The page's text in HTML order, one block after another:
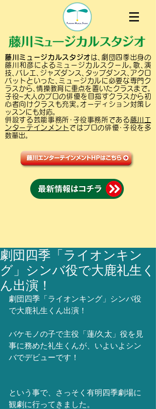
藤川ミュージカルスタジオは､劇団四季出身の
藤川和彦によるミュージカルスクール｡歌､演
技､バレエ､ジャズダンス､タップダンス､アクロ
バットといった､ミュージカルに必要な専門ク
ラスから､情操教育に重点を置いたクラスまで｡
子役~大人のプロの俳優を目指すクラスから初
心者向けクラスも充実｡オーディション対策レ
ッスンにも対応｡
併設する芸能事務所･子役事務所である 藤川エ
ンターテインメント ではプロの俳優･子役を多
数輩出｡
劇団四季「ライオンキン
グ」シンバ役で大鹿礼生く
ん出演！
劇団四季「ライオンキング」シンバ役
で大鹿礼生くん出演！
バケモノの子で主役「蓮/久太」役を見
事に務めた礼生くんが、いよいよシン
バでデビューです！
という事で、さっそく有明四季劇場に
観劇に行ってきました。